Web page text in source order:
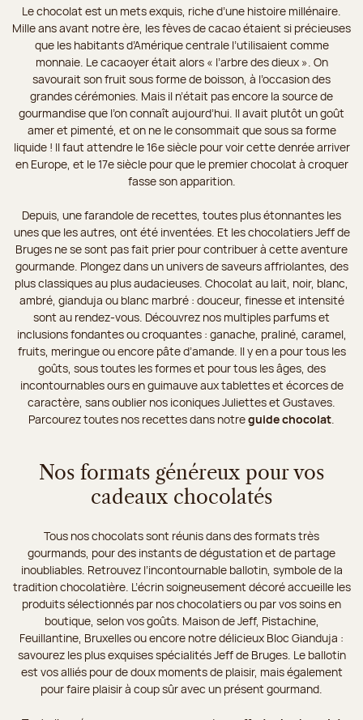
Le chocolat est un mets exquis, riche d’une histoire millénaire.
Mille ans avant notre ère, les fèves de cacao étaient si précieuses
que les habitants d’Amérique centrale l’utilisaient comme
monnaie. Le cacaoyer était alors « l’arbre des dieux ». On
savourait son fruit sous forme de boisson, à l’occasion des
grandes cérémonies. Mais il n’était pas encore la source de
gourmandise que l’on connaît aujourd’hui. Il avait plutôt un goût
amer et pimenté, et on ne le consommait que sous sa forme
liquide ! Il faut attendre le 16e siècle pour voir cette denrée arriver
en Europe, et le 17e siècle pour que le premier chocolat à croquer
fasse son apparition.
Depuis, une farandole de recettes, toutes plus étonnantes les
unes que les autres, ont été inventées. Et les chocolatiers Jeff de
Bruges ne se sont pas fait prier pour contribuer à cette aventure
gourmande. Plongez dans un univers de saveurs affriolantes, des
plus classiques au plus audacieuses. Chocolat au lait, noir, blanc,
ambré, gianduja ou blanc marbré : douceur, finesse et intensité
sont au rendez-vous. Découvrez nos multiples parfums et
inclusions fondantes ou croquantes : ganache, praliné, caramel,
fruits, meringue ou encore pâte d’amande. Il y en a pour tous les
goûts, sous toutes les formes et pour tous les âges, des
incontournables ours en guimauve aux tablettes et écorces de
caractère, sans oublier nos iconiques Juliettes et Gustaves.
Parcourez toutes nos recettes dans notreguide chocolat
Nos formats généreux pour vos
cadeaux chocolatés
Tous nos chocolats sont réunis dans des formats très
gourmands, pour des instants de dégustation et de partage
inoubliables. Retrouvez l’incontournable ballotin, symbole de la
tradition chocolatière. L’écrin soigneusement décoré accueille les
produits sélectionnés par nos chocolatiers ou par vos soins en
boutique, selon vos goûts. Maison de Jeff, Pistachine,
Feuillantine, Bruxelles ou encore notre délicieux Bloc Gianduja :
savourez les plus exquises spécialités Jeff de Bruges. Le ballotin
est vos alliés pour de doux moments de plaisir, mais également
pour faire plaisir à coup sûr avec un présent gourmand.